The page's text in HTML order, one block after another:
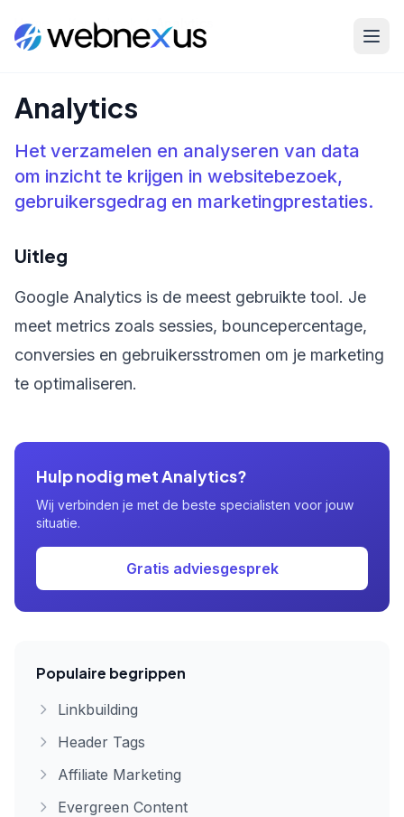
Home Kennisbank Analytics
Analytics
Het verzamelen en analyseren van data
om inzicht te krijgen in websitebezoek,
gebruikersgedrag en marketingprestaties.
Uitleg
Google Analytics is de meest gebruikte tool. Je
meet metrics zoals sessies, bouncepercentage,
conversies en gebruikersstromen om je marketing
te optimaliseren.
Hulp nodig met Analytics?
Wij verbinden je met de beste specialisten voor jouw
situatie.
Gratis adviesgesprek
Populaire begrippen
Linkbuilding
Header Tags
Affiliate Marketing
Evergreen Content